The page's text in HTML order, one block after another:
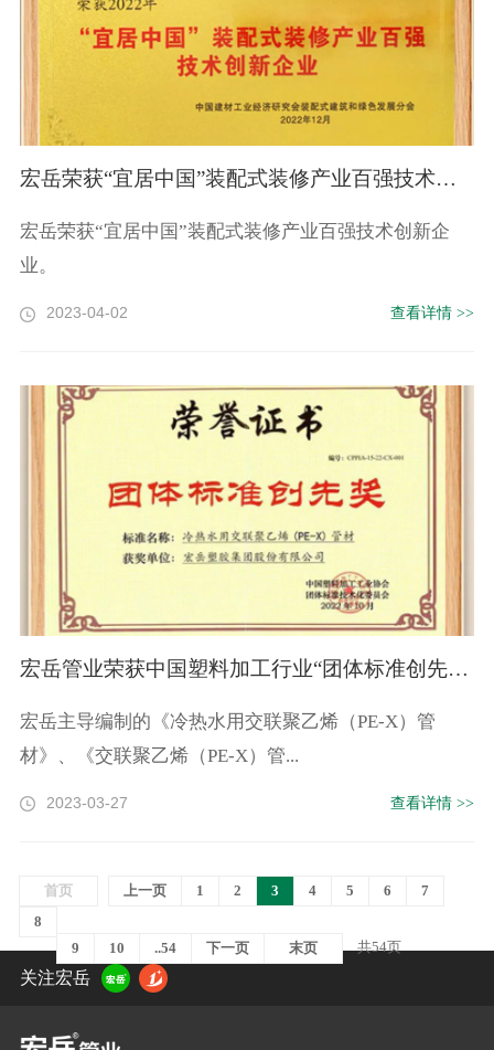
宏岳荣获“宜居中国”装配式装修产业百强技术创新企业
宏岳荣获“宜居中国”装配式装修产业百强技术创新企
业。
2023-04-02 查看详情 >>
宏岳管业荣获中国塑料加工行业“团体标准创先奖”
宏岳主导编制的《冷热水用交联聚乙烯（PE-X）管
材》、《交联聚乙烯（PE-X）管...
2023-03-27 查看详情 >>
首页 上一页 1 2 3 4 5 6
7
8
9
10 ..54 下一页 末页 共54页
关注宏岳